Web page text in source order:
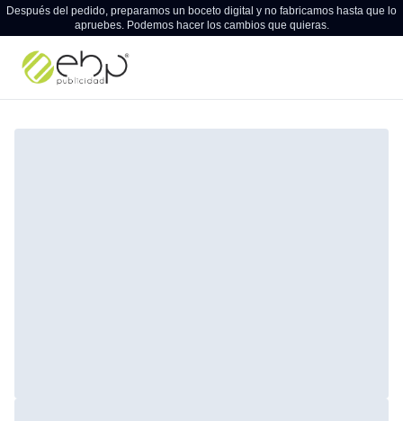
Después del pedido, preparamos un boceto digital y no fabricamos hasta que lo
apruebes. Podemos hacer los cambios que quieras.